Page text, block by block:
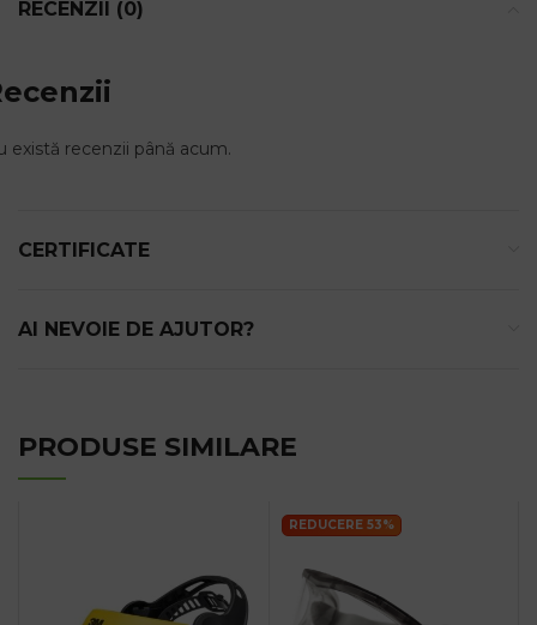
RECENZII (0)
există recenzii până acum.
CERTIFICATE
AI NEVOIE DE AJUTOR?
PRODUSE SIMILARE
REDUCERE 53%